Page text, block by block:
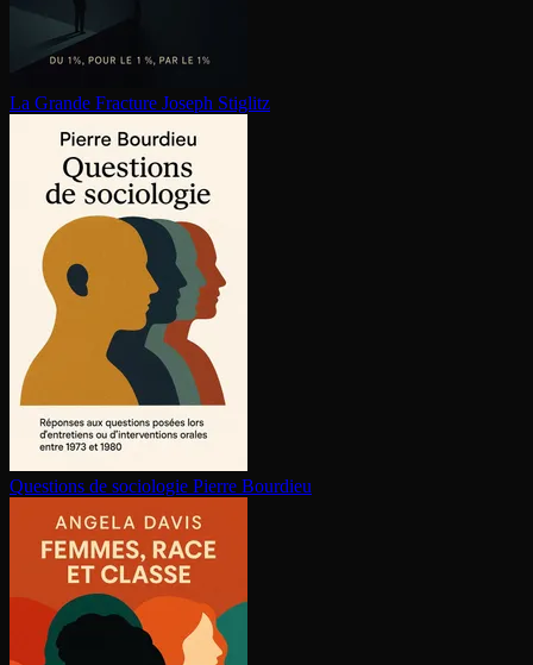
La Grande Fracture Joseph Stiglitz
Questions de sociologie Pierre Bourdieu